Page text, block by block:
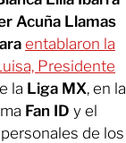
Acuña Llamas
entablaron la
Presidente
la Liga MX, en la
Fan ID y el
de los